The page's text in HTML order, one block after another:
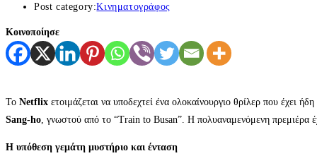
Post category:Κινηματογράφος
Κοινοποίησε
Το Netflix ετοιμάζεται να υποδεχτεί ένα ολοκαίνουργιο θρίλερ που έχει
Sang-ho , γνωστού από το “Train to Busan”. Η πολυαναμενόμενη πρεμιέρα
Η υπόθεση γεμάτη μυστήριο και ένταση